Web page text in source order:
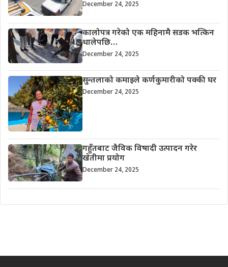
December 24, 2025
कालोपत्र गरेको एक महिनामै सडक भत्किन
थालेपछि…
December 24, 2025
सुन्तलाको कमाइले कर्णकुमारीको पक्की घर
December 24, 2025
गहुँतबाट जैविक विषादी उत्पादन गरेर
खेतीमा प्रयोग
December 24, 2025